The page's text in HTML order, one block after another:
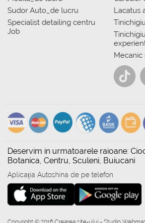
Sudor Auto_de lucru
Specialist detailing centru
Job
Lacatus
Mecanic
Deservim in urmatoarele raioane:
Botanica, Centru, Sculeni, Buiucani
Aplicația Autoshina de pe telefon